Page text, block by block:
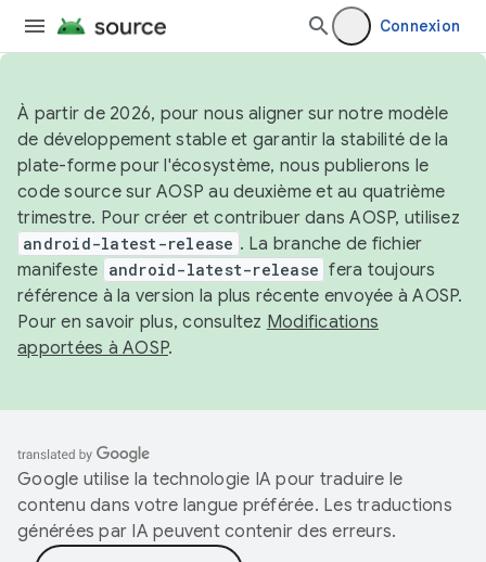
Connexion
À partir de 2026, pour nous aligner sur notre modèle
de développement stable et garantir la stabilité de la
plate-forme pour l'écosystème, nous publierons le
code source sur AOSP au deuxième et au quatrième
trimestre. Pour créer et contribuer dans AOSP, utilisez
android-latest-release . La branche de fichier
manifeste android-latest-release fera toujours
référence à la version la plus récente envoyée à AOSP.
Pour en savoir plus, consultez Modifications
apportées à AOSP.
Google utilise la technologie IA pour traduire le
contenu dans votre langue préférée. Les traductions
générées par IA peuvent contenir des erreurs.